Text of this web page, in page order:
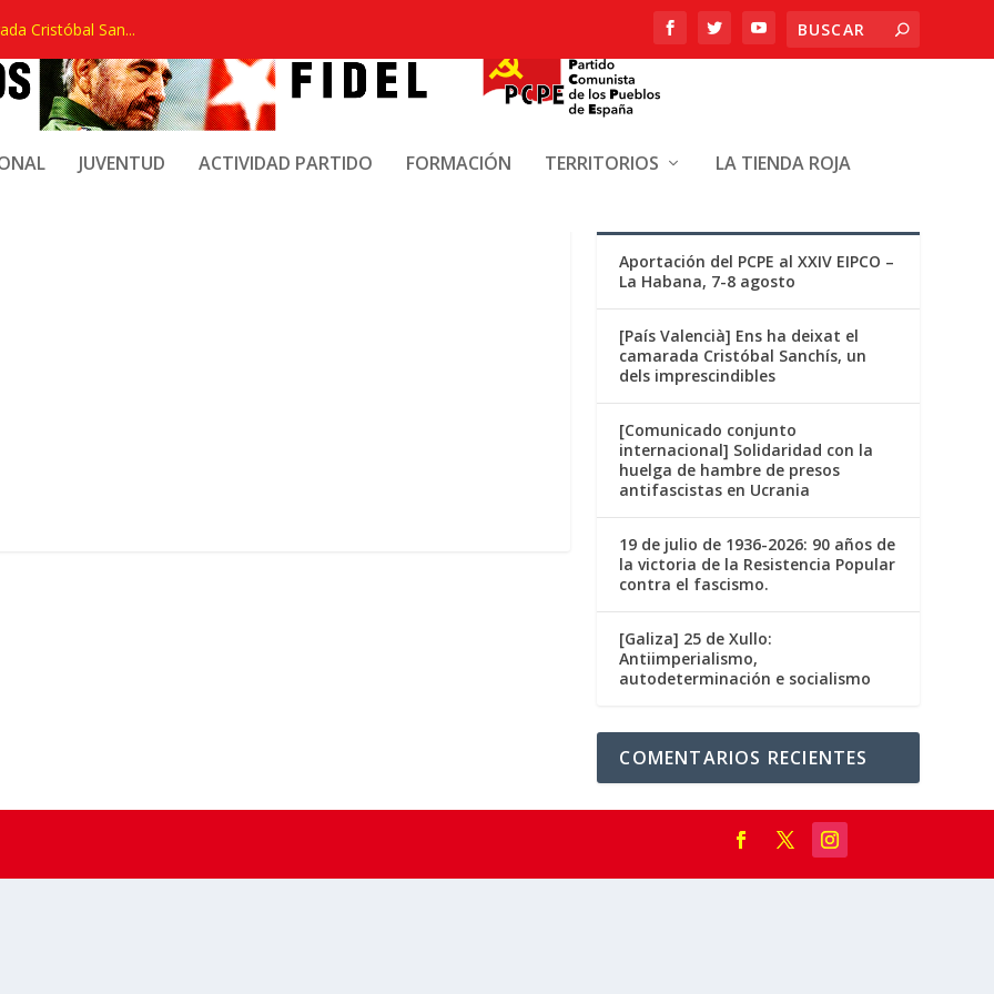
Cristóbal San...
JUVENTUD ACTIVIDAD PARTIDO FORMACIÓN TERRITORIOS LA TIENDA ROJA
Aportación del PCPE al XXIV EIPCO –
La Habana, 7-8 agosto
[País Valencià] Ens ha deixat el
camarada Cristóbal Sanchís, un
dels imprescindibles
[Comunicado conjunto
internacional] Solidaridad con la
huelga de hambre de presos
antifascistas en Ucrania
19 de julio de 1936-2026: 90 años de
la victoria de la Resistencia Popular
contra el fascismo.
[Galiza] 25 de Xullo:
Antiimperialismo,
autodeterminación e socialismo
COMENTARIOS RECIENTES